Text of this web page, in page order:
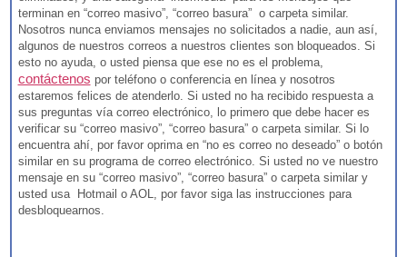
terminan en “correo masivo”, “correo basura” o carpeta similar.
Nosotros nunca enviamos mensajes no solicitados a nadie, aun así,
algunos de nuestros correos a nuestros clientes son bloqueados. Si
esto no ayuda, o usted piensa que ese no es el problema,
contáctenos por teléfono o conferencia en línea y nosotros
estaremos felices de atenderlo. Si usted no ha recibido respuesta a
sus preguntas vía correo electrónico, lo primero que debe hacer es
verificar su “correo masivo”, “correo basura” o carpeta similar. Si lo
encuentra ahí, por favor oprima en “no es correo no deseado” o botón
similar en su programa de correo electrónico. Si usted no ve nuestro
mensaje en su “correo masivo”, “correo basura” o carpeta similar y
usted usa Hotmail o AOL, por favor siga las instrucciones para
desbloquearnos.